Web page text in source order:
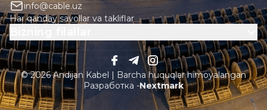
info@cable.uz
Har qanday savollar va takliflar
© 2026 Andijan Kabel | Barcha huquqlar himoyalangan
Разработка -Nextmark